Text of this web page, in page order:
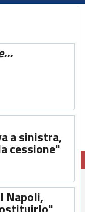
a sinistra,
cessione"
Napoli,